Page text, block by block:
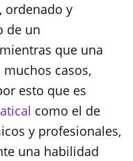
ordenado y
de un
que una
casos,
esto que es
como el de
y profesionales,
una habilidad